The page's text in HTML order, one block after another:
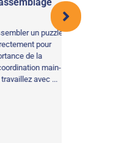
un puzzle
pour
de la
main-
avec ...
d'obstacles en
développer votre
votre endurance.